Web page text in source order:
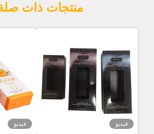
منتجات ذات صلة
فيديو فيديو